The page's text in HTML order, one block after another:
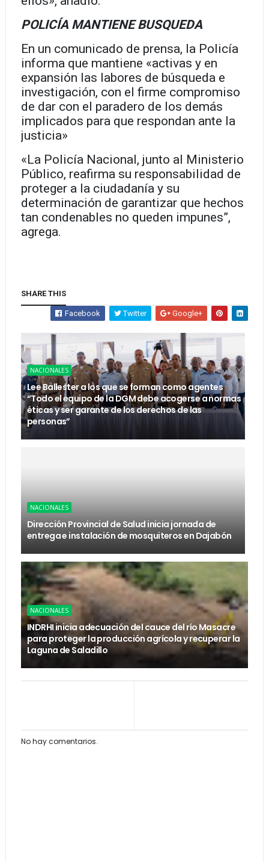
POLICÍA MANTIENE BUSQUEDA
En un comunicado de prensa, la Policía
informa que mantiene «activas y en
expansión las labores de búsqueda e
investigación, con el firme compromiso
de dar con el paradero de los demás
implicados para que respondan ante la
justicia»
«La Policía Nacional, junto al Ministerio
Público, reafirma su responsabilidad de
proteger a la ciudadanía y su
determinación de garantizar que hechos
tan condenables no queden impunes”,
agrega.
SHARE THIS
Facebook Twitter Google+
NACIONALES
Lee Ballester a los que se forman como agentes
“Todo el equipo de la DGM debe acogerse a normas
éticas y ser garante de los derechos de las
personas”
NACIONALES
Dirección Provincial de Salud inicia jornada de
entrega e instalación de mosquiteros en Dajabón
NACIONALES
INDRHI inicia adecuación del cauce del río Masacre
para proteger la producción agrícola y recuperar la
Laguna de Saladillo
No hay comentarios.